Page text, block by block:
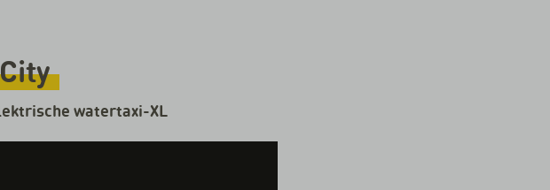
watertaxi-XL